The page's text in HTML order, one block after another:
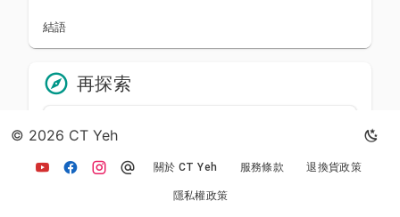
結語
再探索
具安全的完整指南
2026年5月26日
© 2026 CT Yeh
關於 CT Yeh 服務條款 退換貨政策
隱私權政策